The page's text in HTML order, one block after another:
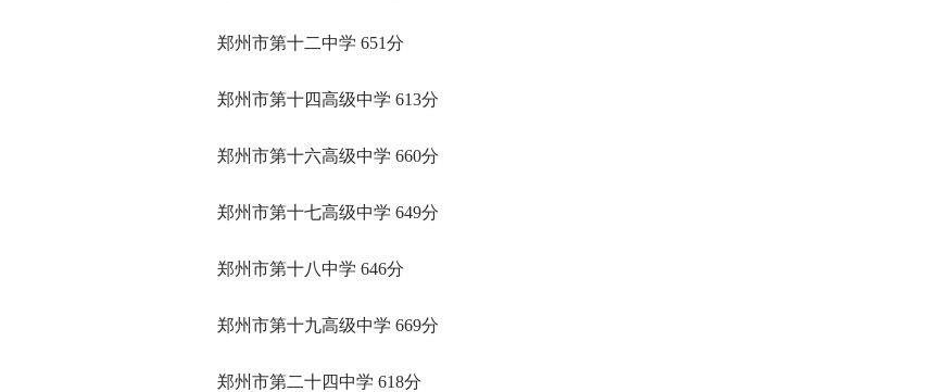
郑州市第十二中学 651分
郑州市第十四高级中学 613分
郑州市第十六高级中学 660分
郑州市第十七高级中学 649分
郑州市第十八中学 646分
郑州市第十九高级中学 669分
郑州市第二十四中学 618分